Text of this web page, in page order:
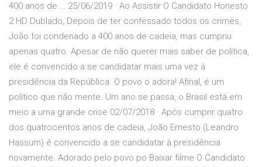
400 anos de … 25/06/2019 · Ao Assistir O Candidato Honesto
2 HD Dublado, Depois de ter confessado todos os crimes,
João foi condenado a 400 anos de cadeia, mas cumpriu
apenas quatro. Apesar de não querer mais saber de política,
ele é convencido a se candidatar mais uma vez à
presidência da República. O povo o adora! Afinal, é um
político que não mente. Um ano se passa, o Brasil está em
meio a uma grande crise 02/07/2018 · Após cumprir quatro
dos quatrocentos anos de cadeia, João Ernesto (Leandro
Hassum) é convencido a se candidatar à presidência
novamente. Adorado pelo povo po Baixar filme O Candidato